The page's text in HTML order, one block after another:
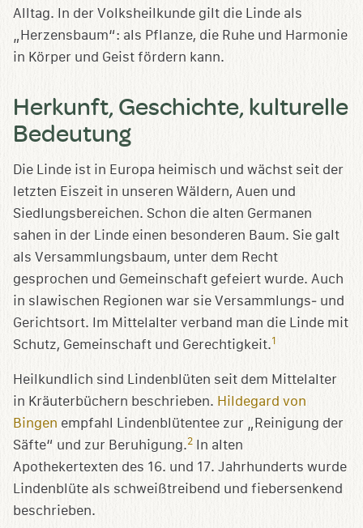
Alltag. In der Volksheilkunde gilt die Linde als
„Herzensbaum“: als Pflanze, die Ruhe und Harmonie
in Körper und Geist fördern kann.
Herkunft, Geschichte, kulturelle
Bedeutung
Die Linde ist in Europa heimisch und wächst seit der
letzten Eiszeit in unseren Wäldern, Auen und
Siedlungsbereichen. Schon die alten Germanen
sahen in der Linde einen besonderen Baum. Sie galt
als Versammlungsbaum, unter dem Recht
gesprochen und Gemeinschaft gefeiert wurde. Auch
in slawischen Regionen war sie Versammlungs‑ und
Gerichtsort. Im Mittelalter verband man die Linde mit
Schutz, Gemeinschaft und Gerechtigkeit.1
Heilkundlich sind Lindenblüten seit dem Mittelalter
in Kräuterbüchern beschrieben. Hildegard von
Bingen empfahl Lindenblütentee zur „Reinigung der
Säfte“ und zur Beruhigung.2 In alten
Apothekertexten des 16. und 17. Jahrhunderts wurde
Lindenblüte als schweißtreibend und fiebersenkend
beschrieben.